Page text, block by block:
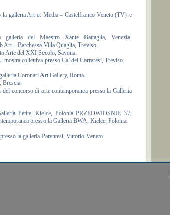
galleria Art et Media – Castelfranco Veneto (TV) e
del Maestro Xante Battaglia, Venezia.
Art – Barchessa Villa Quaglia, Treviso.
Arte del XXI Secolo, Savona.
collettiva presso Ca’ dei Carraresi, Treviso.
Coronari Art Gallery, Roma.
concorso di arte contemporanea presso la Galleria
Petite, Kielce, Polonia PRZEDWIOSNIE 37,
presso la Galleria BWA, Kielce, Polonia.
la galleria Parentesi, Vittorio Veneto.